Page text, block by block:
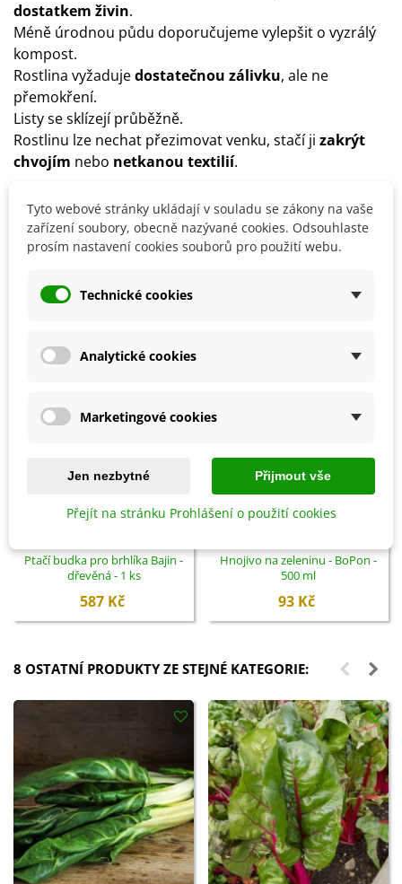
dostatkem živin.
Méně úrodnou půdu doporučujeme vylepšit o vyzrálý
kompost.
Rostlina vyžadujedostatečnou zálivku, ale ne
přemokření.
Listy se sklízejí průběžně.
Rostlinu lze nechat přezimovat venku, stačí ji zakrýt
chvojím nebo netkanou textilií.
Detaily produktu
Ptačí budka pro brhlíka Bajin -
dřevěná - 1 ks
587 Kč
Hnojivo na zeleninu - BoPon -
500 ml
93 Kč
8 OSTATNÍ PRODUKTY ZE STEJNÉ KATEGORIE:
Tyto webové stránky ukládají v souladu se zákony na vaše
zařízení soubory, obecně nazývané cookies. Odsouhlaste
prosím nastavení cookies souborů pro použití webu.
Technické cookies
Analytické cookies
Marketingové cookies
Jen nezbytné Přijmout vše
Přejít na stránku Prohlášení o použití cookies